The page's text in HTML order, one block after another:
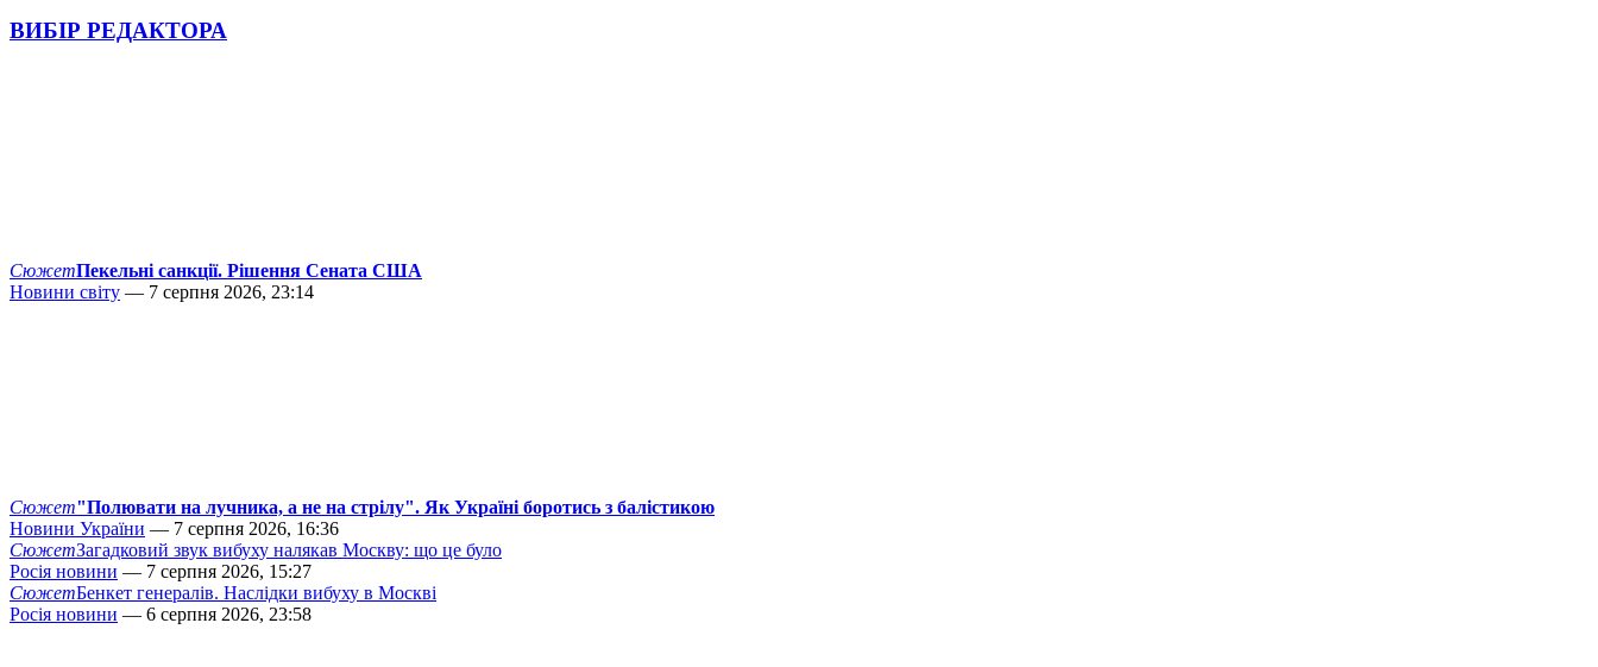
ВИБІР РЕДАКТОРА
СюжетПекельні санкції. Рішення Сената США
Новини світу — 7 серпня 2026, 23:14
Сюжет"Полювати на лучника, а не на стрілу". Як Україні боротись з балістикою
Новини України — 7 серпня 2026, 16:36
СюжетЗагадковий звук вибуху налякав Москву: що це було
Росія новини — 7 серпня 2026, 15:27
СюжетБенкет генералів. Наслідки вибуху в Москві
Росія новини — 6 серпня 2026, 23:58